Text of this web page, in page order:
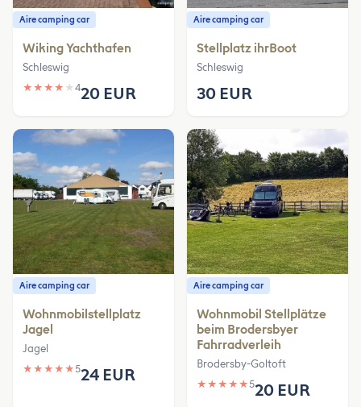
Aire camping car
Wiking Yachthafen
Schleswig
★ ★ ★ ★ ★ 420 EUR
Aire camping car
Stellplatz ihrBoot
Schleswig
30 EUR
Aire camping car
Wohnmobilstellplatz
Jagel
Jagel
★ ★ ★ ★ ★524 EUR
Aire camping car
Wohnmobil Stellplätze
beim Brodersbyer
Fahrradverleih
Brodersby-Goltoft
★ ★ ★ ★ ★520 EUR